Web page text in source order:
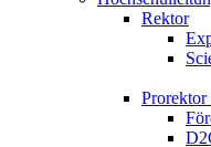
Rektor